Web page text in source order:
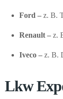
Ford – z. B.
Renault – z.
Iveco – z. B.
Lkw